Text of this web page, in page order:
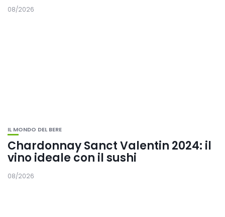
08/2026
IL MONDO DEL BERE
Chardonnay Sanct Valentin 2024: il
vino ideale con il sushi
08/2026